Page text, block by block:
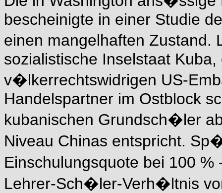
bescheinigte in einer Studie
einen mangelhaften
sozialistische Inselstaat
v�lkerrechtswidrigen US-
Handelspartner im Ostblock
kubanischen Grundsch�ler
Niveau Chinas entspricht.
Einschulungsquote bei 100
Lehrer-Sch�ler-Verh�ltnis